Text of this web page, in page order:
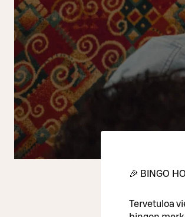
🎉 BINGO
Tervetuloa